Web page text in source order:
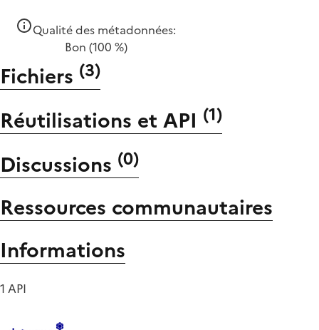
Qualité des métadonnées:
Bon (100 %)
Fichiers (3)
Réutilisations et API (1)
Discussions (0)
Ressources communautaires
Informations
1 API